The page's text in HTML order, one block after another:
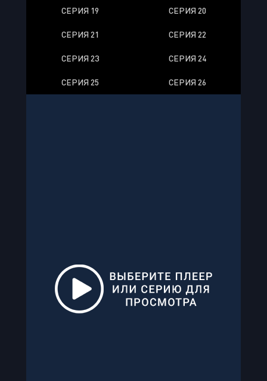
СЕРИЯ 19 СЕРИЯ 20
СЕРИЯ 21 СЕРИЯ 22
СЕРИЯ 23 СЕРИЯ 24
СЕРИЯ 25 СЕРИЯ 26